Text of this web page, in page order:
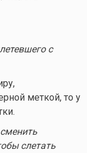
с
меткой, то у
слетать